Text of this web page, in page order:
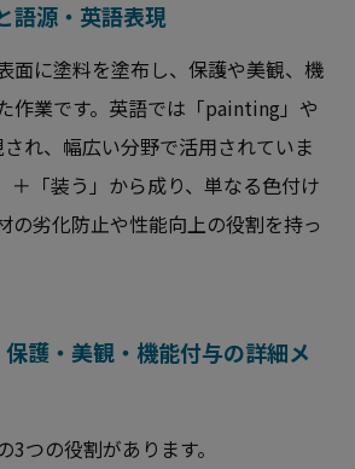
語源・英語表現
面に塗料を塗布し、保護や美観、機
作業です。英語では「painting」や
れ、幅広い分野で活用されていま
＋「装う」から成り、単なる色付け
の劣化防止や性能向上の役割を持っ
護・美観・機能付与の詳細メ
つの役割があります。